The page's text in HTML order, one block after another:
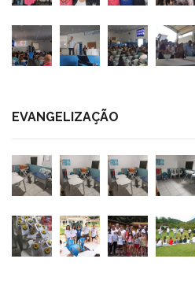
EVANGELIZAÇÃO